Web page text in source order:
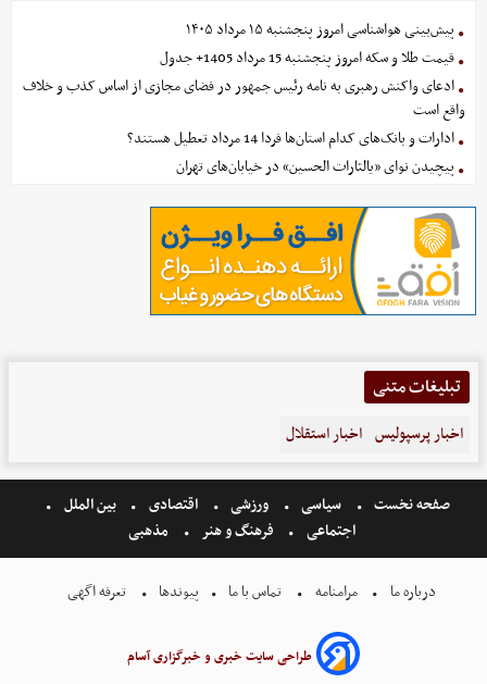
پیش‌بینی هواشناسی امروز پنجشنبه ۱۵ مرداد ۱۴۰۵
قیمت طلا و سکه امروز پنجشنبه 15 مرداد 1405+ جدول
ادعای واکنش رهبری به نامه رئیس جمهور در فضای مجازی از اساس کذب و خلاف
واقع است
ادارات و بانک‌های کدام استان‌ها فردا 14 مرداد تعطیل هستند؟
پیچیدن نوای «یالثارات الحسین» در خیابان‌های تهران
تبلیغات متنی
اخبار پرسپولیس اخبار استقلال
صفحه نخست سیاسی ورزشی اقتصادی
بین الملل
اجتماعی
فرهنگ و هنر مذهبی
درباره ما مرامنامه تماس با ما پیوندها تعرفه اگهی
طراحی سایت خبری و خبرگزاری آسام